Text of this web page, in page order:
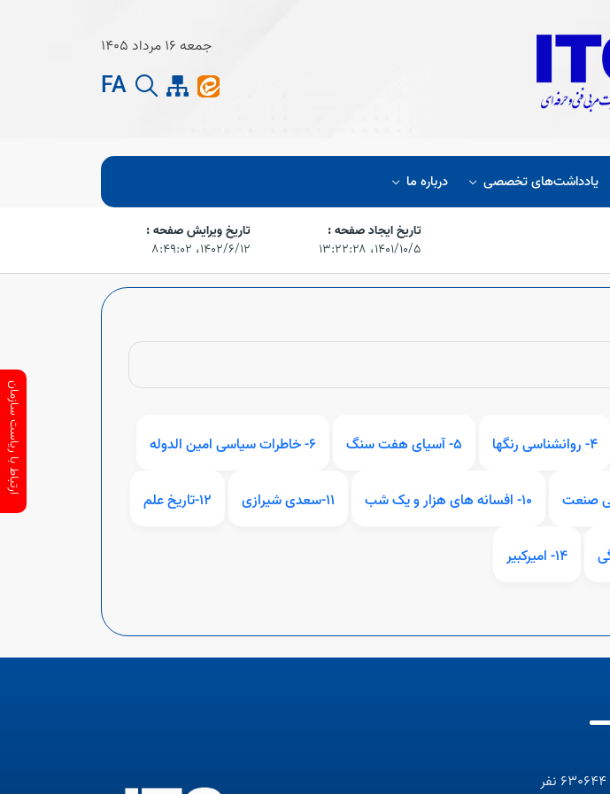
جمعه 16 مرداد 1405
FA
یادداشت‌های تخصصی درباره ما
تاریخ ایجاد صفحه :
۱۴۰۱/۱۰/۵،‏ ۱۳:۲۲:۲۸
تاریخ ویرایش صفحه :
۱۴۰۲/۶/۱۲،‏ ۸:۴۹:۰۲
4- روانشناسی رنگها 5- آسیای هفت سنگ 6- خاطرات سیاسی امین الدوله
10- افسانه های هزار و یک شب 11-سعدی شیرازی 12-تاریخ علم
14- امیرکبیر
ارتباط با ریاست سازمان